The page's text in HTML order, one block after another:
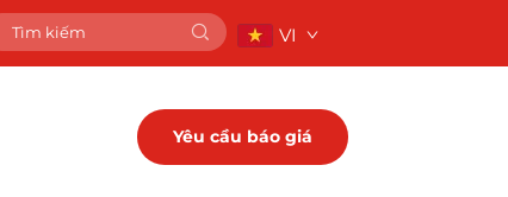
VI
Yêu cầu báo giá